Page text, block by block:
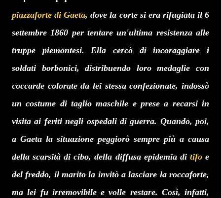
piazzaforte di Gaeta, dove la corte si era rifugiata il 6
settembre 1860 per tentare un'ultima resistenza alle
truppe piemontesi. Ella cercò di incoraggiare i
soldati borbonici, distribuendo loro medaglie con
coccarde colorate da lei stessa confezionate, indossò
un costume di taglio maschile e prese a recarsi in
visita ai feriti negli ospedali di guerra. Quando, poi,
a Gaeta la situazione peggiorò sempre più a causa
della scarsità di cibo, della diffusa epidemia di tifoe
del freddo, il marito la invitò a lasciare la roccaforte,
ma lei fu irremovibile e volle restare. Così, infatti,